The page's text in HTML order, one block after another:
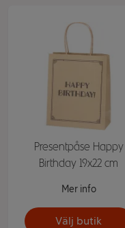
Presentpåse Happy
Birthday 19x22 cm
Mer info
Välj butik